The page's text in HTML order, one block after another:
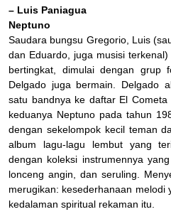
– Luis Paniagua
Neptuno
Saudara bungsu Gregorio, Luis
dan Eduardo, juga musisi
bertingkat, dimulai dengan grup
Delgado juga bermain. Delgado
satu bandnya ke daftar El
keduanya Neptuno pada tahun
dengan sekelompok kecil teman
album lagu-lagu lembut yang
dengan koleksi instrumennya
lonceng angin, dan seruling.
merugikan: kesederhanaan melodi
kedalaman spiritual rekaman itu.